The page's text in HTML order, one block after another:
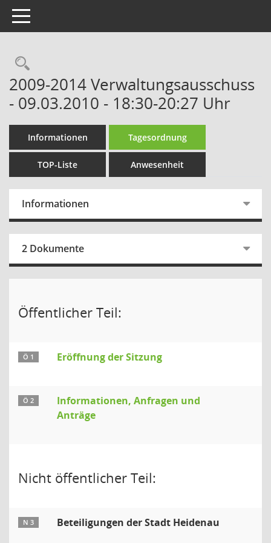
Toggle navigation
Rechercheauswahl
2009-2014 Verwaltungsausschuss
- 09.03.2010 - 18:30-20:27 Uhr
Informationen Tagesordnung
TOP-Liste Anwesenheit
Informationen
2 Dokumente
Öffentlicher Teil:
Ö 1 Eröffnung der Sitzung
Ö 2
Informationen, Anfragen und
Anträge
Nicht öffentlicher Teil:
N 3 Beteiligungen der Stadt Heidenau